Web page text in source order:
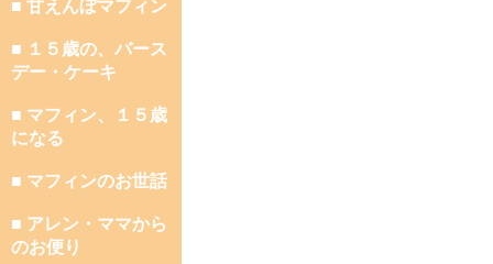
■ 甘えんぼマフィン
■ １５歳の、バース
デー・ケーキ
■ マフィン、１５歳
になる
■ マフィンのお世話
■ アレン・ママから
のお便り